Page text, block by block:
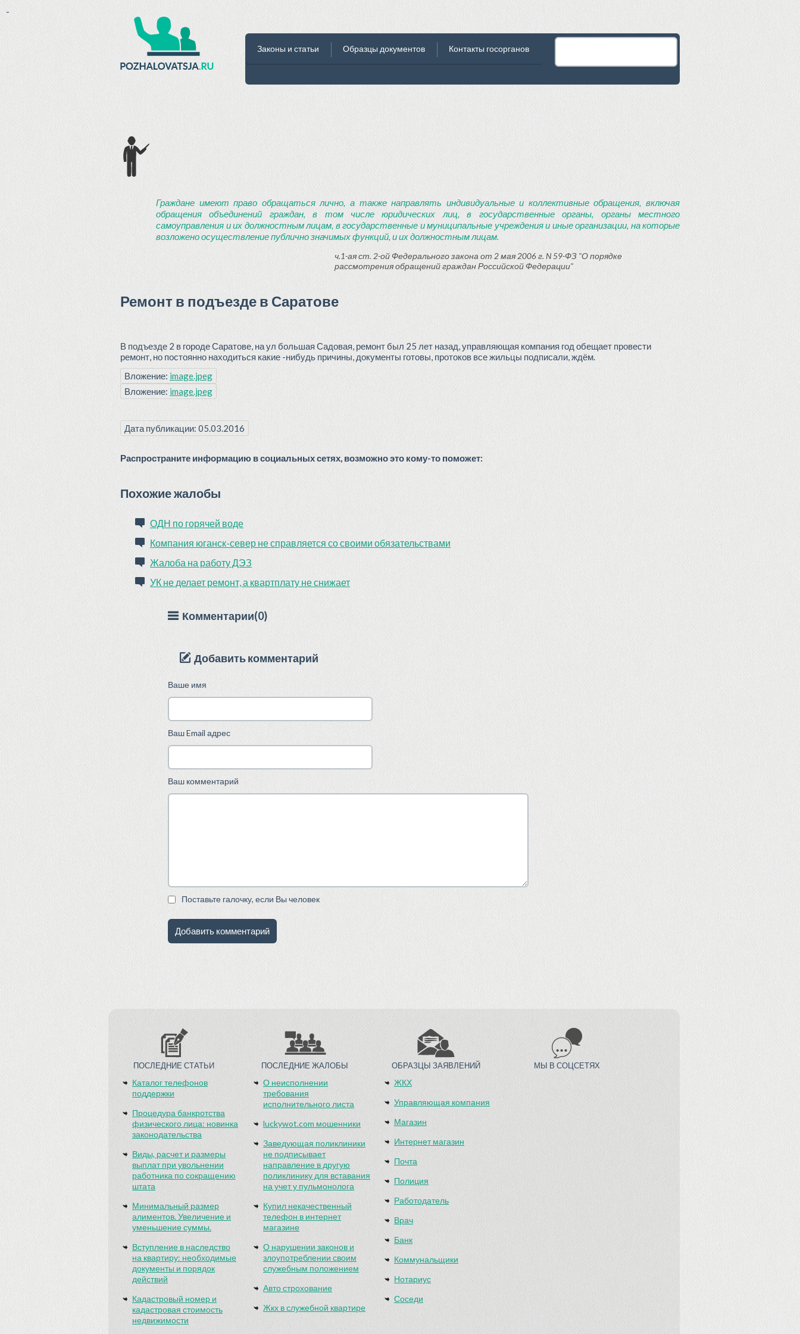
Законы и статьи Образцы документов Контакты госорганов
Граждане имеют право обращаться лично, а также направлять индивидуальные и коллективные обращения, включая
обращения объединений граждан, в том числе юридических лиц, в государственные органы, органы местного
самоуправления и их должностным лицам, в государственные и муниципальные учреждения и иные организации, на которые
возложено осуществление публично значимых функций, и их должностным лицам.
ч.1-ая ст. 2-ой Федерального закона от 2 мая 2006 г. N 59-ФЗ "О порядке
рассмотрения обращений граждан Российской Федерации"
Ремонт в подъезде в Саратове
В подъезде 2 в городе Саратове, на ул большая Садовая, ремонт был 25 лет назад, управляющая компания год обещает провести
ремонт, но постоянно находиться какие -нибудь причины, документы готовы, протоков все жильцы подписали, ждём.
Вложение: image.jpeg
Вложение: image.jpeg
Дата публикации: 05.03.2016
Распространите информацию в социальных сетях, возможно это кому-то поможет:
Похожие жалобы
ОДН по горячей воде
Компания юганск-север не справляется со своими обязательствами
Жалоба на работу ДЭЗ
УК не делает ремонт, а квартплату не снижает
Комментарии(0)
Добавить комментарий
Ваше имя
Ваш Email адрес
Ваш комментарий
Поставьте галочку, если Вы человек
ПОСЛЕДНИЕ СТАТЬИ
Каталог телефонов
поддержки
Процедура банкротства
физического лица: новинка
законодательства
Виды, расчет и размеры
выплат при увольнении
работника по сокращению
штата
Минимальный размер
алиментов. Увеличение и
уменьшение суммы.
Вступление в наследство
на квартиру: необходимые
документы и порядок
действий
Кадастровый номер и
кадастровая стоимость
недвижимости
ПОСЛЕДНИЕ ЖАЛОБЫ
О неисполнении
требования
исполнительного листа
luckywot.com мошенники
Заведующая поликлиники
не подписывает
направление в другую
поликлинику для вставания
на учет у пульмонолога
Купил некачественный
телефон в интернет
магазине
О нарушении законов и
злоупотреблении своим
служебным положением
Авто строхование
Жкх в служебной квартире
ОБРАЗЦЫ ЗАЯВЛЕНИЙ
ЖКХ
Управляющая компания
Магазин
Интернет магазин
Почта
Полиция
Работодатель
Врач
Банк
Коммунальщики
Нотариус
Соседи
МЫ В СОЦСЕТЯХ
-